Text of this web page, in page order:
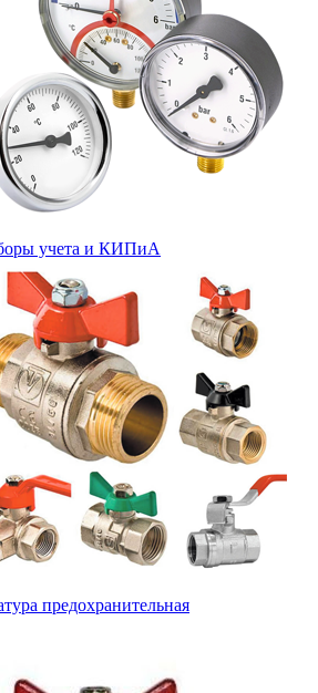
учета и КИПиА
предохранительная